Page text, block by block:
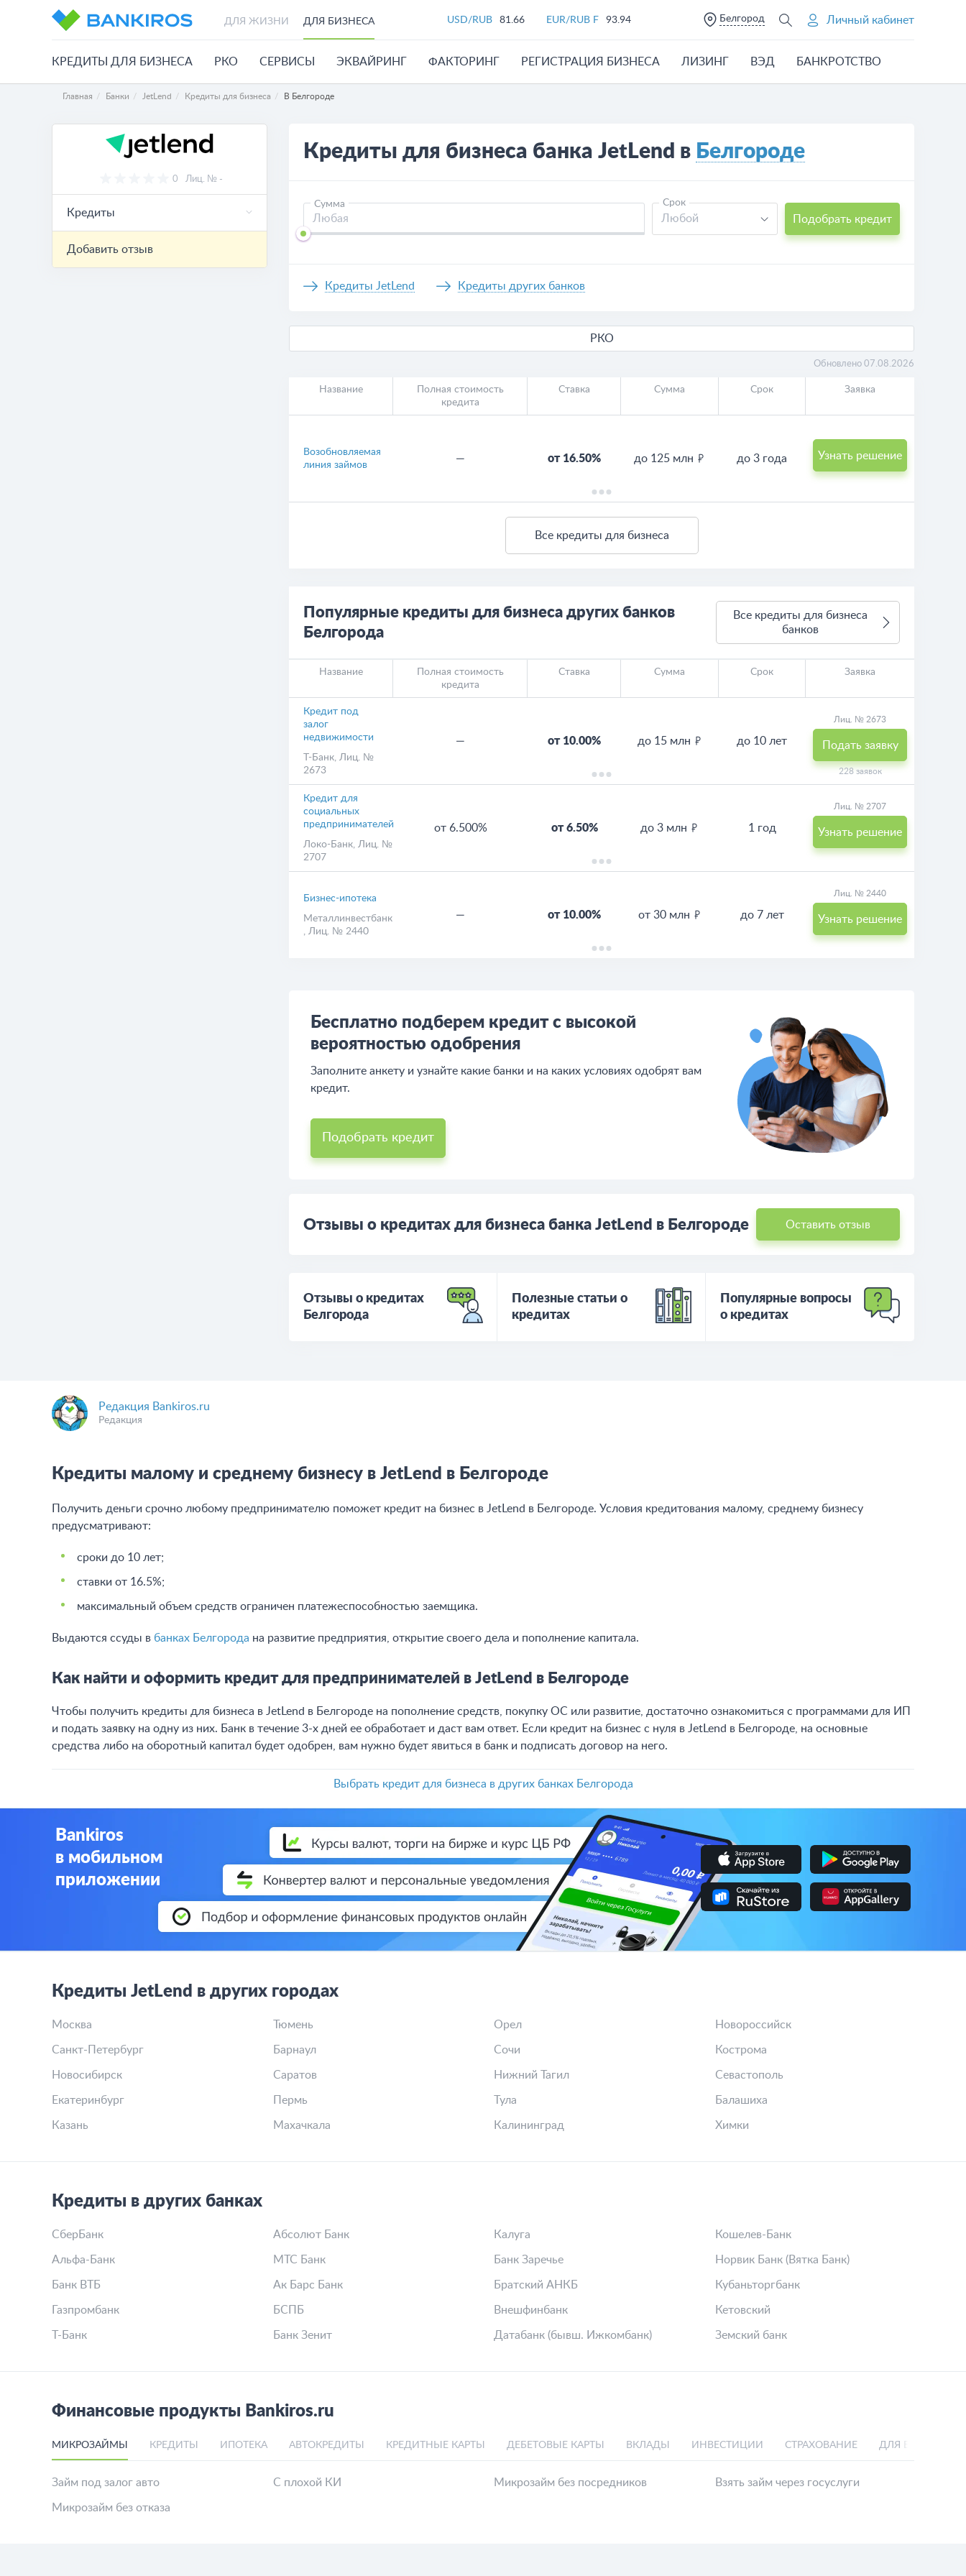
ДЛЯ ЖИЗНИ ДЛЯ БИЗНЕСА USD/RUB 81.66 EUR/RUB F 93.94 Белгород Личный кабинет
КРЕДИТЫ ДЛЯ БИЗНЕСА РКО СЕРВИСЫ ЭКВАЙРИНГ ФАКТОРИНГ РЕГИСТРАЦИЯ БИЗНЕСА ЛИЗИНГ ВЭД БАНКРОТСТВО
Главная Банки JetLend Кредиты для бизнеса В Белгороде
0 Лиц. № -
Кредиты
Добавить отзыв
Кредиты для бизнеса банка JetLend в Белгороде
Сумма Срок
Любой Подобрать кредит
Кредиты JetLend Кредиты других банков
РКО
Обновлено 07.08.2026
Название
Полная стоимость
кредита
Ставка Сумма Срок Заявка
Возобновляемая
линия займов
— от 16.50% до 125 млн до 3 года Узнать решение
Все кредиты для бизнеса
Популярные кредиты для бизнеса других банков
Белгорода
Все кредиты для бизнеса
банков
Название
Полная стоимость
кредита
Ставка Сумма Срок Заявка
Кредит под
залог
недвижимости
Т-Банк, Лиц. №
2673
— от 10.00% до 15 млн до 10 лет
Лиц. № 2673
Подать заявку
228 заявок
Кредит для
социальных
предпринимателей
Локо-Банк, Лиц. №
2707
от 6.500% от 6.50% до 3 млн 1 год
Лиц. № 2707
Узнать решение
Бизнес-ипотека
Металлинвестбанк
, Лиц. № 2440
— от 10.00% от 30 млн до 7 лет
Лиц. № 2440
Узнать решение
Бесплатно подберем кредит с высокой
вероятностью одобрения
Заполните анкету и узнайте какие банки и на каких условиях одобрят вам
кредит.
Подобрать кредит
Отзывы о кредитах для бизнеса банка JetLend в Белгороде Оставить отзыв
Отзывы о кредитах
Белгорода
Полезные статьи о
кредитах
Популярные вопросы
о кредитах
Редакция Bankiros.ru
Редакция
Кредиты малому и среднему бизнесу в JetLend в Белгороде
Получить деньги срочно любому предпринимателю поможет кредит на бизнес в JetLend в Белгороде. Условия кредитования малому, среднему бизнесу
предусматривают:
сроки до 10 лет;
ставки от 16.5%;
максимальный объем средств ограничен платежеспособностью заемщика.
Выдаются ссуды в банках Белгорода на развитие предприятия, открытие своего дела и пополнение капитала.
Как найти и оформить кредит для предпринимателей в JetLend в Белгороде
Чтобы получить кредиты для бизнеса в JetLend в Белгороде на пополнение средств, покупку ОС или развитие, достаточно ознакомиться с программами для ИП
и подать заявку на одну из них. Банк в течение 3-х дней ее обработает и даст вам ответ. Если кредит на бизнес с нуля в JetLend в Белгороде, на основные
средства либо на оборотный капитал будет одобрен, вам нужно будет явиться в банк и подписать договор на него.
Выбрать кредит для бизнеса в других банках Белгорода
Bankiros
в мобильном
приложении
Кредиты JetLend в других городах
Москва
Санкт-Петербург
Новосибирск
Екатеринбург
Казань
Тюмень
Барнаул
Саратов
Пермь
Махачкала
Орел
Сочи
Нижний Тагил
Тула
Калининград
Новороссийск
Кострома
Севастополь
Балашиха
Химки
Кредиты в других банках
СберБанк
Альфа-Банк
Банк ВТБ
Газпромбанк
Т-Банк
Абсолют Банк
МТС Банк
Ак Барс Банк
БСПБ
Банк Зенит
Калуга
Банк Заречье
Братский АНКБ
Внешфинбанк
Датабанк (бывш. Ижкомбанк)
Кошелев-Банк
Норвик Банк (Вятка Банк)
Кубаньторгбанк
Кетовский
Земский банк
Финансовые продукты Bankiros.ru
МИКРОЗАЙМЫ КРЕДИТЫ ИПОТЕКА АВТОКРЕДИТЫ КРЕДИТНЫЕ КАРТЫ ДЕБЕТОВЫЕ КАРТЫ ВКЛАДЫ ИНВЕСТИЦИИ СТРАХОВАНИЕ ДЛЯ БИЗНЕСА
Займ под залог авто
Микрозайм без отказа
С плохой КИ Микрозайм без посредников Взять займ через госуслуги